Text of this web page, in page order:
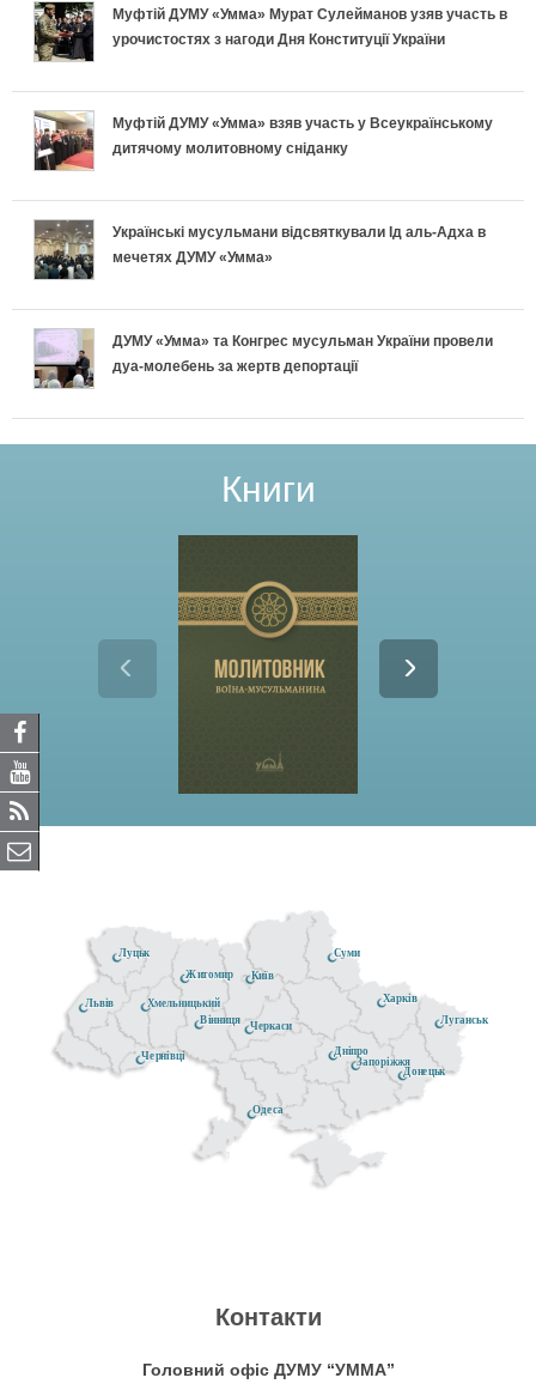
Муфтій ДУМУ «Умма» Мурат Сулейманов узяв участь в
урочистостях з нагоди Дня Конституції України
Муфтій ДУМУ «Умма» взяв участь у Всеукраїнському
дитячому молитовному сніданку
Українські мусульмани відсвяткували Ід аль-Адха в
мечетях ДУМУ «Умма»
ДУМУ «Умма» та Конгрес мусульман України провели
дуа-молебень за жертв депортації
Книги
Донецьк
Житомир
Черкаси
Чернівці
Київ
Луганськ
Хмельницький
Луцьк
Дніпро
Одеса
Суми
Вінниця
Запоріжжя
Львів Харків
Контакти
Головний офіс ДУМУ “УММА”